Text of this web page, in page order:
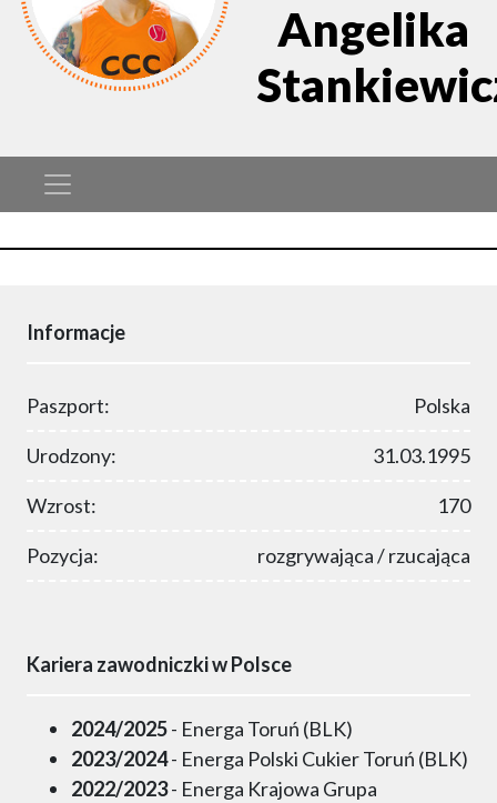
Angelika
Informacje
Paszport: Polska
Urodzony: 31.03.1995
Wzrost: 170
Pozycja: rozgrywająca / rzucająca
Kariera zawodniczki w Polsce
2024/2025- Energa Toruń (BLK)
2023/2024- Energa Polski Cukier Toruń (BLK)
2022/2023- Energa Krajowa Grupa